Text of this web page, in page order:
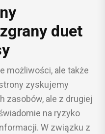
duet
możliwości, ale także
zyskujemy
zasobów, ale z drugiej
na ryzyko
W związku z